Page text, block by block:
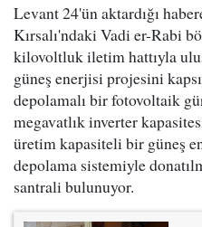
Levant 24'ün aktardığı
Kırsalı'ndaki Vadi er-Rabi
kilovoltluk iletim hattıyla
güneş enerjisi projesini
depolamalı bir fotovoltaik
megavatlık inverter
üretim kapasiteli bir güneş
depolama sistemiyle
santrali bulunuyor.